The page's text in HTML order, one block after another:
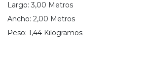
Largo:3,00 Metros
Ancho: 2,00 Metros
Peso: 1,44 Kilogramos